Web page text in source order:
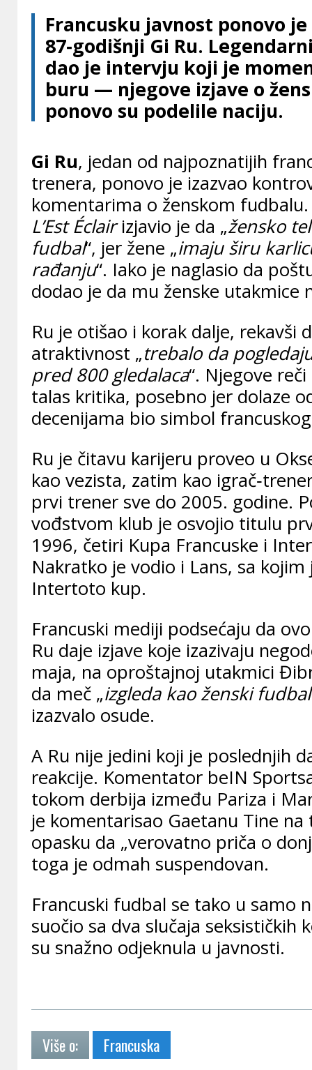
Francusku javnost ponovo
87‑godišnji Gi Ru.
dao je intervju koji je
buru — njegove izjave o
ponovo su podelile naciju.
Gi Ru, jedan od najpoznatijih
trenera, ponovo je izazvao
komentarima o ženskom
L’Est Éclairizjavio je da „žensko
fudbal“, jer žene „imaju širu
rađanju“. Iako je naglasio da
dodao je da mu ženske utakmice
Ru je otišao i korak dalje, rekavši
atraktivnost „trebalo da
pred 800 gledalaca“. Njegove
talas kritika, posebno jer dolaze
decenijama bio simbol
Ru je čitavu karijeru proveo u
kao vezista, zatim kao
prvi trener sve do 2005. godine.
vođstvom klub je osvojio titulu
1996, četiri Kupa Francuske i
Nakratko je vodio i Lans, sa
Intertoto kup.
Francuski mediji podsećaju da
Ru daje izjave koje izazivaju
maja, na oproštajnoj utakmici
da meč „izgleda kao ženski
izazvalo osude.
A Ru nije jedini koji je poslednjih
reakcije. Komentator beIN
tokom derbija između Pariza i
je komentarisao Gaetanu Tine
opasku da „verovatno priča o
toga je odmah suspendovan.
Francuski fudbal se tako u samo
suočio sa dva slučaja
su snažno odjeknula u javnosti.
Više o: Francuska